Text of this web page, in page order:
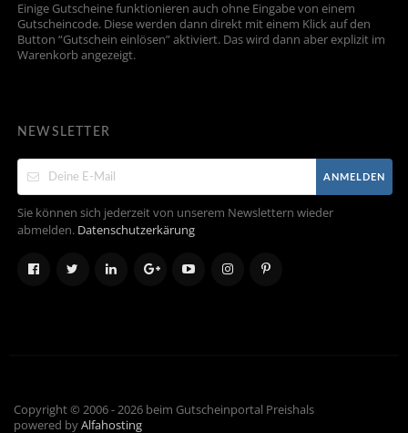
Einige Gutscheine funktionieren auch ohne Eingabe von einem
Gutscheincode. Diese werden dann direkt mit einem Klick auf den
Button “Gutschein einlösen” aktiviert. Das wird dann aber explizit im
Warenkorb angezeigt.
NEWSLETTER
ANMELDEN
Sie können sich jederzeit von unserem Newslettern wieder
abmelden. Datenschutzerkärung
Copyright © 2006 - 2026 beim Gutscheinportal Preishals
powered byAlfahosting